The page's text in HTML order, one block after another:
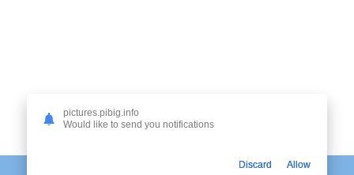
ЗАЯЦ СИДИТ МУЛЬТЯШНЫЙ
pictures.pibig.info
Would like to send you notifications
Discard Allow